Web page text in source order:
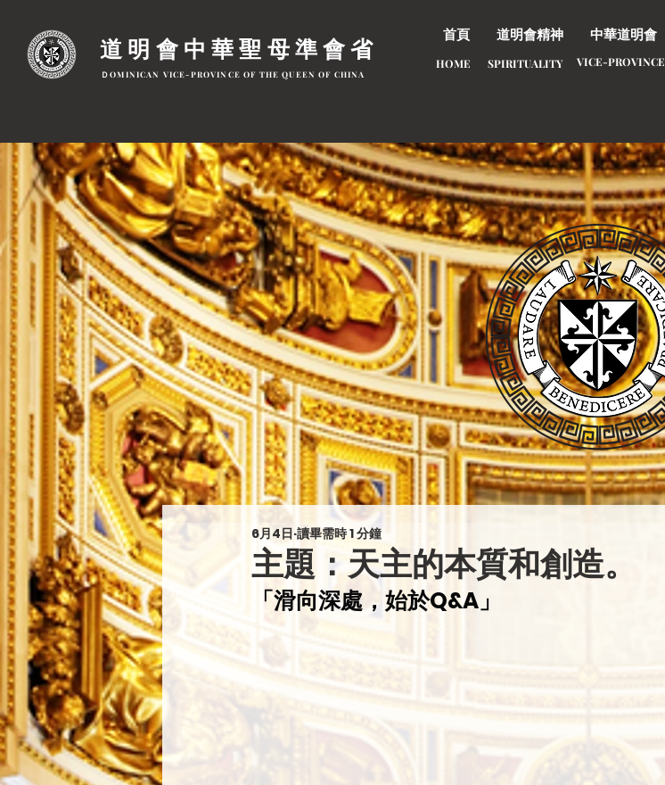
道明會中華聖母準會省
ＤOMINICAN VICE-PROVINCE OF THE QUEEN OF CHINA
首頁 道明會精神 中華道明會
HOME SPIRITUALITY VICE-PROVINCE
主題：天主的本質和創造。
6月4日 讀畢需時 1 分鐘
「滑向深處，始於Q&A」